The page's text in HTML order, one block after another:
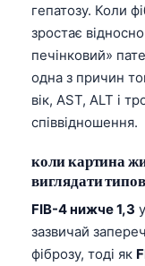
гепатозу. Коли
зростає відносно
печінковий»
одна з причин
вік, AST, ALT і
співвідношення.
коли картина
виглядати
FIB-4 нижче 1,3
зазвичай
фіброзу, тоді як